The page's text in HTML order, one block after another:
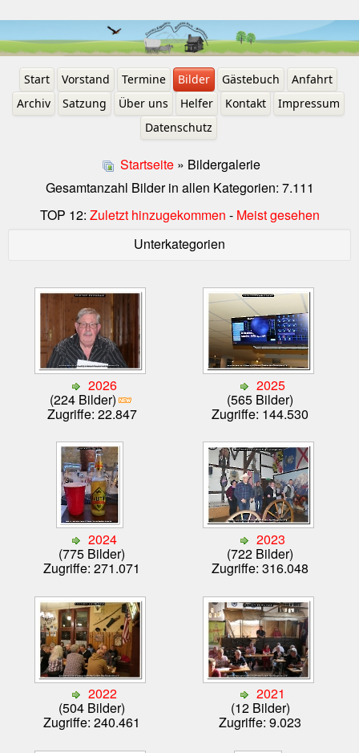
Start Vorstand Termine Bilder Gästebuch
Anfahrt
Archiv
Satzung Über uns Helfer Kontakt
Impressum
Datenschutz
Startseite» Bildergalerie
Gesamtanzahl Bilder in allen Kategorien: 7.111
TOP 12: Zuletzt hinzugekommen - Meist gesehen
Unterkategorien
2026
(224 Bilder)
Zugriffe: 22.847
2025
(565 Bilder)
Zugriffe: 144.530
2024
(775 Bilder)
Zugriffe: 271.071
2023
(722 Bilder)
Zugriffe: 316.048
2022
(504 Bilder)
Zugriffe: 240.461
2021
(12 Bilder)
Zugriffe: 9.023